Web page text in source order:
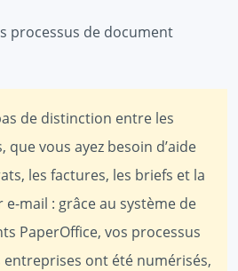
processus de document
de distinction entre les
vous ayez besoin d’aide
les factures, les briefs et la
mail : grâce au système de
PaperOffice, vos processus
entreprises ont été numérisés,